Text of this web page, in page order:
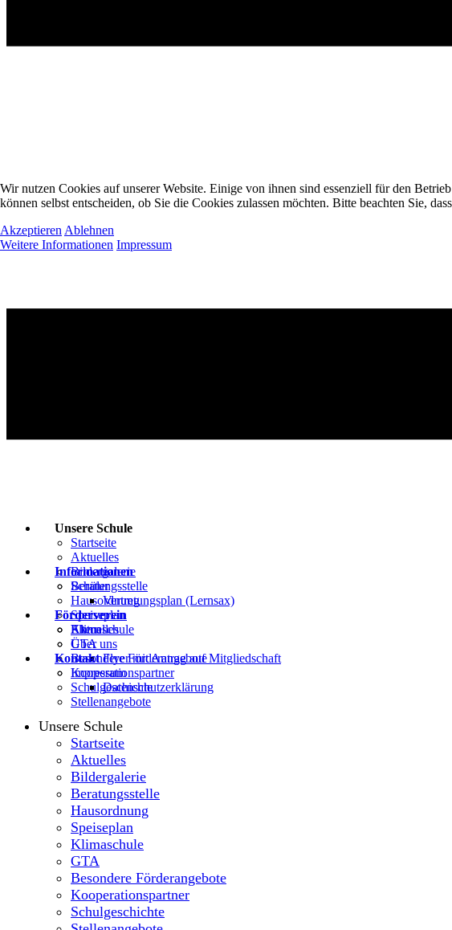
Unsere Schule
Startseite
Aktuelles
Bildergalerie
Beratungsstelle
Hausordnung
Speiseplan
Klimaschule
GTA
Besondere Förderangebote
Kooperationspartner
Schulgeschichte
Stellenangebote
Informationen
Schüler
Vertretungsplan (Lernsax)
Eltern
Förderverein
Aktuelles
Über uns
Flyer mit Antrag auf Mitgliedschaft
Kontakt
Impressum
Datenschutzerklärung
Unsere Schule
Startseite
Aktuelles
Bildergalerie
Beratungsstelle
Hausordnung
Speiseplan
Klimaschule
GTA
Besondere Förderangebote
Kooperationspartner
Schulgeschichte
Wir nutzen Cookies auf unserer Website. Einige von ihnen sind essenziell für den
können selbst entscheiden, ob Sie die Cookies zulassen möchten. Bitte beachten Sie,
Akzeptieren Ablehnen
Weitere Informationen Impressum